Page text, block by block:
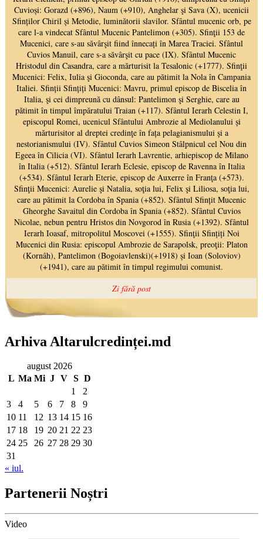
Arhiva Altarulcredinței.md
august 2026
L Ma Mi J V S D
1
2
3
4 5 6 7 8
9
10 11 12 13 14 15 16
17 18 19 20 21 22 23
24 25 26 27 28 29 30
31
« iul.
Partenerii Noștri
Video